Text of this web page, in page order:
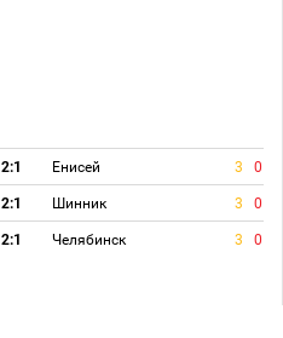
2:1 Енисей 3 0
2:1 Шинник 3 0
2:1 Челябинск 3 0